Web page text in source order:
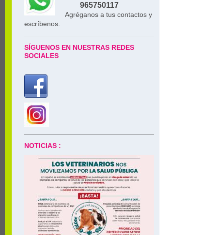
965750117
Agréganos a tus contactos y
escríbenos.
SÍGUENOS EN NUESTRAS REDES
SOCIALES
NOTICIAS :